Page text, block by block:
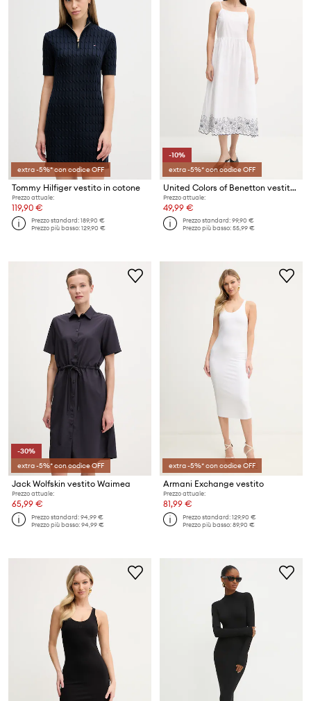
extra -5%* con codice OFF
Tommy Hilfiger vestito in cotone
Prezzo attuale:
119,90 €
Prezzo standard:189,90 €
Prezzo più basso:129,90 €
-10%
extra -5%* con codice OFF
United Colors of Benetton vestito in cotone
Prezzo attuale:
49,99 €
Prezzo standard:99,90 €
Prezzo più basso:55,99 €
-30%
extra -5%* con codice OFF
Jack Wolfskin vestito Waimea
Prezzo attuale:
65,99 €
Prezzo standard:94,99 €
Prezzo più basso:94,99 €
extra -5%* con codice OFF
Armani Exchange vestito
Prezzo attuale:
81,99 €
Prezzo standard:129,90 €
Prezzo più basso:89,90 €